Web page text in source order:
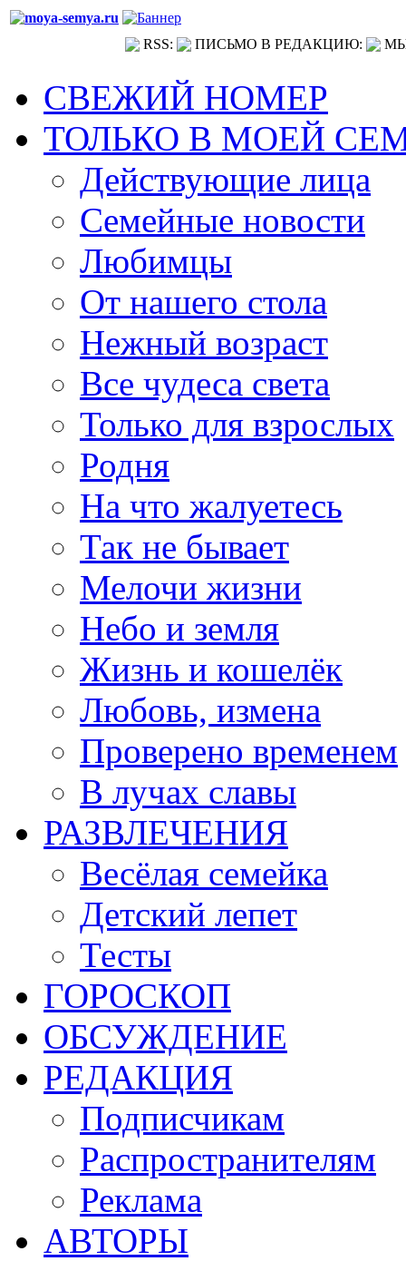
RSS: ПИСЬМО В РЕДАКЦИЮ:
СВЕЖИЙ НОМЕР
ТОЛЬКО В МОЕЙ
Действующие лица
Семейные новости
Любимцы
От нашего стола
Нежный возраст
Все чудеса света
Только для взрослых
Родня
На что жалуетесь
Так не бывает
Мелочи жизни
Небо и земля
Жизнь и кошелёк
Любовь, измена
Проверено временем
В лучах славы
РАЗВЛЕЧЕНИЯ
Весёлая семейка
Детский лепет
Тесты
ГОРОСКОП
ОБСУЖДЕНИЕ
РЕДАКЦИЯ
Подписчикам
Распространителям
Реклама
АВТОРЫ